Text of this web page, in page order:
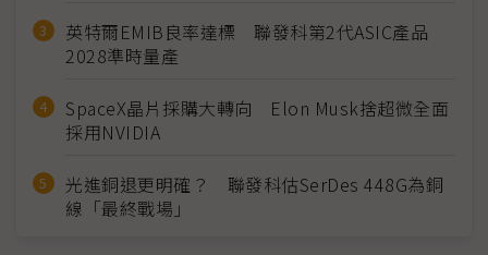
英特爾EMIB良率達標 聯發科第2代ASIC產品
2028準時量產
SpaceX晶片採購大轉向 Elon Musk捨超微全面
採用NVIDIA
光進銅退更明確？ 聯發科估SerDes 448G為銅
線「最終戰場」